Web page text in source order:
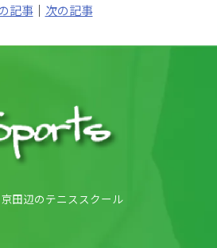
記事｜ 次の記事
田辺のテニススクール